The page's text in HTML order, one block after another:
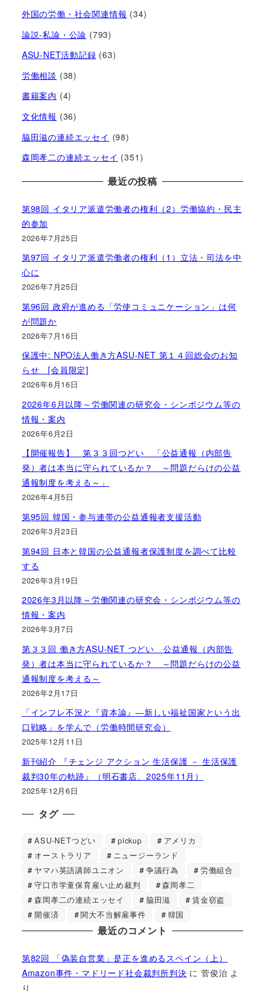
外国の労働・社会関連情報 (34)
論説-私論・公論 (793)
ASU-NET活動記録 (63)
労働相談 (38)
書籍案内 (4)
文化情報 (36)
脇田滋の連続エッセイ (98)
森岡孝二の連続エッセイ (351)
最近の投稿
第98回 イタリア派遣労働者の権利（2）労働協約・民主
的参加
2026年7月25日
第97回 イタリア派遣労働者の権利（1）立法・司法を中
心に
2026年7月25日
第96回 政府が進める「労使コミュニケーション」は何
が問題か
2026年7月16日
保護中: NPO法人働き方ASU-NET 第１４回総会のお知
らせ [会員限定]
2026年6月16日
2026年6月以降～労働関連の研究会・シンポジウム等の
情報・案内
2026年6月2日
【開催報告】 第３３回つどい 「公益通報（内部告
発）者は本当に守られているか？ ～問題だらけの公益
通報制度を考える～」
2026年4月5日
第95回 韓国・参与連帯の公益通報者支援活動
2026年3月23日
第94回 日本と韓国の公益通報者保護制度を調べて比較
する
2026年3月19日
2026年3月以降～労働関連の研究会・シンポジウム等の
情報・案内
2026年3月7日
第３３回 働き方ASU-NET つどい 公益通報（内部告
発）者は本当に守られているか？ ～問題だらけの公益
通報制度を考える～
2026年2月17日
「インフレ不況と『資本論』―新しい福祉国家という出
口戦略」を学んで（労働時間研究会）
2025年12月11日
新刊紹介 『チェンジ アクション 生活保護 － 生活保護
裁判30年の軌跡』（明石書店、2025年11月）
2025年12月6日
タグ
ASU-NETつどい pickup
アメリカ
オーストラリア
ニュージーランド
ヤマハ英語講師ユニオン
争議行為
労働組合
守口市学童保育雇い止め裁判
森岡孝二
森岡孝二の連続エッセイ
脇田滋
賃金窃盗
開催済
関大不当解雇事件 韓国
最近のコメント
第82回 「偽装自営業」是正を進めるスペイン（上）
Amazon事件・マドリード社会裁判所判決 に菅俊治 よ
り